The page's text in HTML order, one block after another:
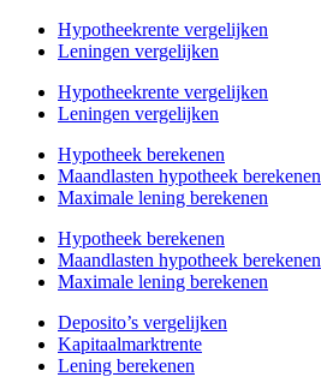
Hypotheekrente vergelijken
Leningen vergelijken
Hypotheekrente vergelijken
Leningen vergelijken
Hypotheek berekenen
Maandlasten hypotheek berekenen
Maximale lening berekenen
Hypotheek berekenen
Maandlasten hypotheek berekenen
Maximale lening berekenen
Deposito’s vergelijken
Kapitaalmarktrente
Lening berekenen